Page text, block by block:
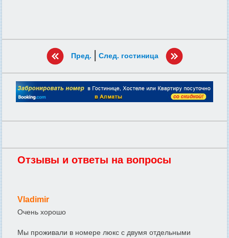
Пред. | След. гостиница
Отзывы и ответы на вопросы
Vladimir
Очень хорошо
Мы проживали в номере люкс с двумя отдельными